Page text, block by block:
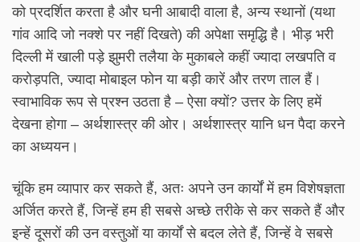
को प्रदर्शित करता है और घनी आबादी वाला है, अन्य स्थानों (यथा
गांव आदि जो नक्शे पर नहीं दिखते) की अपेक्षा समृद्धि है। भीड़ भरी
दिल्ली में खाली पड़े झुमरी तलैया के मुकाबले कहीं ज्यादा लखपति व
करोड़पति, ज्यादा मोबाइल फोन या बड़ी कारें और तरण ताल हैं।
स्वाभाविक रूप से प्रश्न उठता है – ऐसा क्यों? उत्तर के लिए हमें
देखना होगा – अर्थशास्त्र की ओर। अर्थशास्त्र यानि धन पैदा करने
का अध्ययन।
चूंकि हम व्यापार कर सकते हैं, अतः अपने उन कार्यों में हम विशेषज्ञता
अर्जित करते हैं, जिन्हें हम ही सबसे अच्छे तरीके से कर सकते हैं और
इन्हें दूसरों की उन वस्तुओं या कार्यों से बदल लेते हैं, जिन्हें वे सबसे